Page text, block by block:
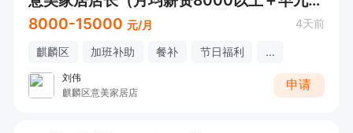
8000-15000 元/月 4天前
麒麟区 加班补助 餐补 节日福利 ...
刘伟
麒麟区意美家居店
申请